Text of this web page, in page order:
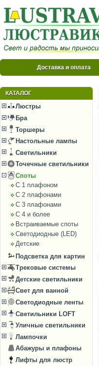
Доставка и оплата
КАТАЛОГ
Люстры
Бра
Торшеры
Настольные лампы
Светильники
Точечные светильники
Споты
С 1 плафоном
С 2 плафонами
С 3 плафонами
С 4 и более
Встраиваемые споты
Светодиодные (LED)
Детские
Подсветка для картин
Трековые системы
Детские светильники
Свет для ванной
Светодиодные ленты
Светильники LOFT
Уличные светильники
Лампочки
Абажуры и плафоны
Лифты для люстр